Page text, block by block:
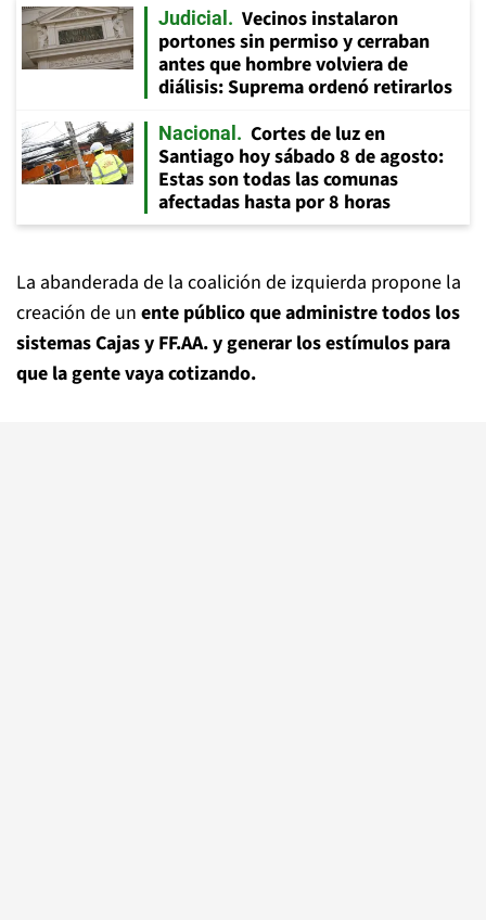
Judicial
Vecinos instalaron
portones sin permiso y cerraban
antes que hombre volviera de
diálisis: Suprema ordenó retirarlos
Nacional
Cortes de luz en
Santiago hoy sábado 8 de agosto:
Estas son todas las comunas
afectadas hasta por 8 horas
La abanderada de la coalición de izquierda propone la
creación de un ente público que administre todos los
sistemas Cajas y FF.AA. y generar los estímulos para
que la gente vaya cotizando.